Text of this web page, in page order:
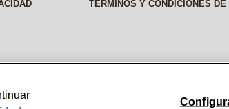
TÉRMINOS Y CONDICIONES DE
© 2026, BURT'S